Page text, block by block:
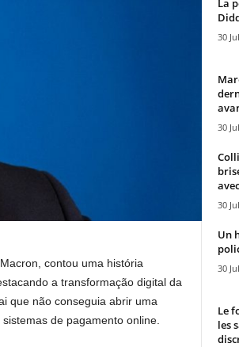
contou uma história
a transformação digital da
que não conseguia abrir uma
de pagamento online.
La
30
30
30
Un
30
Le
les